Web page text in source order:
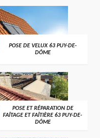
POSE DE VELUX 63 PUY-DE-
DÔME
POSE ET RÉPARATION DE
FAÎTAGE ET FAÎTIÈRE 63 PUY-DE-
DÔME